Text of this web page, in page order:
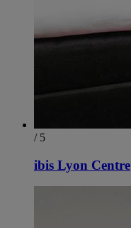
/ 5
ibis Lyon Centre